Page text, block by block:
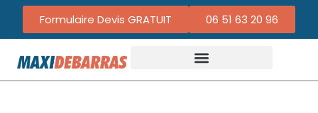
Formulaire Devis GRATUIT 06 51 63 20 96